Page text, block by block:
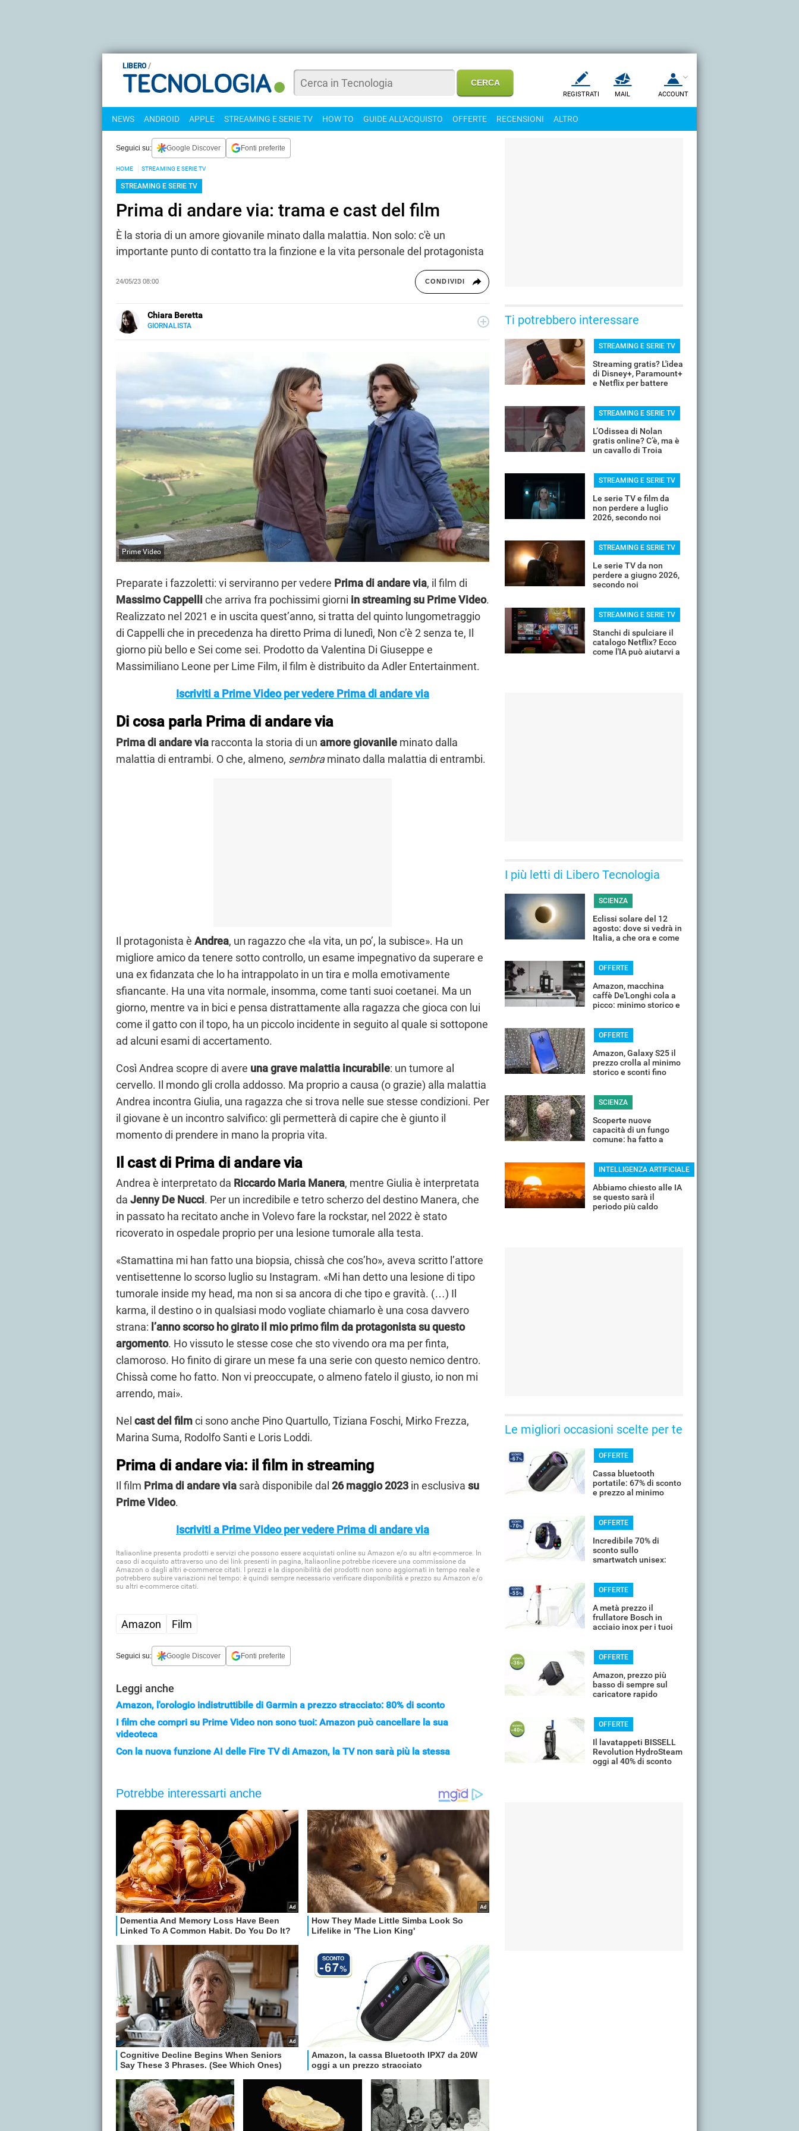
LIBERO
REGISTRATI MAIL ACCOUNT
NEWS ANDROID APPLE STREAMING E SERIE TV HOW TO GUIDE ALL'ACQUISTO OFFERTE RECENSIONI ALTRO
Seguici su: Google Discover Fonti preferite
HOME STREAMING E SERIE TV
STREAMING E SERIE TV
Prima di andare via: trama e cast del film
È la storia di un amore giovanile minato dalla malattia. Non solo: c'è un
importante punto di contatto tra la finzione e la vita personale del protagonista
24/05/23 08:00 CONDIVIDI
Chiara Beretta
GIORNALISTA
Prime Video
Preparate i fazzoletti: vi serviranno per vedere Prima di andare via, il film di
Massimo Cappelliche arriva fra pochissimi giorni in streaming su Prime Video.
Realizzato nel 2021 e in uscita quest’anno, si tratta del quinto lungometraggio
di Cappelli che in precedenza ha diretto Prima di lunedì, Non c’è 2 senza te, Il
giorno più bello e Sei come sei. Prodotto da Valentina Di Giuseppe e
Massimiliano Leone per Lime Film, il film è distribuito da Adler Entertainment.
Iscriviti a Prime Video per vedere Prima di andare via
Di cosa parla Prima di andare via
Prima di andare via racconta la storia di un amore giovanile minato dalla
malattia di entrambi. O che, almeno, sembraminato dalla malattia di entrambi.
Il protagonista è Andrea, un ragazzo che «la vita, un po’, la subisce». Ha un
migliore amico da tenere sotto controllo, un esame impegnativo da superare e
una ex fidanzata che lo ha intrappolato in un tira e molla emotivamente
sfiancante. Ha una vita normale, insomma, come tanti suoi coetanei. Ma un
giorno, mentre va in bici e pensa distrattamente alla ragazza che gioca con lui
come il gatto con il topo, ha un piccolo incidente in seguito al quale si sottopone
ad alcuni esami di accertamento.
Così Andrea scopre di avere una grave malattia incurabile: un tumore al
cervello. Il mondo gli crolla addosso. Ma proprio a causa (o grazie) alla malattia
Andrea incontra Giulia, una ragazza che si trova nelle sue stesse condizioni. Per
il giovane è un incontro salvifico: gli permetterà di capire che è giunto il
momento di prendere in mano la propria vita.
Il cast di Prima di andare via
Andrea è interpretato da Riccardo Maria Manera, mentre Giulia è interpretata
da Jenny De Nucci. Per un incredibile e tetro scherzo del destino Manera, che
in passato ha recitato anche in Volevo fare la rockstar, nel 2022 è stato
ricoverato in ospedale proprio per una lesione tumorale alla testa.
«Stamattina mi han fatto una biopsia, chissà che cos’ho», aveva scritto l’attore
ventisettenne lo scorso luglio su Instagram. «Mi han detto una lesione di tipo
tumorale inside my head, ma non si sa ancora di che tipo e gravità. (…) Il
karma, il destino o in qualsiasi modo vogliate chiamarlo è una cosa davvero
strana: l’anno scorso ho girato il mio primo film da protagonista su questo
argomento. Ho vissuto le stesse cose che sto vivendo ora ma per finta,
clamoroso. Ho finito di girare un mese fa una serie con questo nemico dentro.
Chissà come ho fatto. Non vi preoccupate, o almeno fatelo il giusto, io non mi
arrendo, mai».
Nel cast del filmci sono anche Pino Quartullo, Tiziana Foschi, Mirko Frezza,
Marina Suma, Rodolfo Santi e Loris Loddi.
Prima di andare via: il film in streaming
Il film Prima di andare via sarà disponibile dal 26 maggio 2023 in esclusiva su
Prime Video.
Iscriviti a Prime Video per vedere Prima di andare via
Italiaonline presenta prodotti e servizi che possono essere acquistati online su Amazon e/o su altri e-commerce. In
caso di acquisto attraverso uno dei link presenti in pagina, Italiaonline potrebbe ricevere una commissione da
Amazon o dagli altri e-commerce citati. I prezzi e la disponibilità dei prodotti non sono aggiornati in tempo reale e
potrebbero subire variazioni nel tempo: è quindi sempre necessario verificare disponibilità e prezzo su Amazon e/o
su altri e-commerce citati.
Amazon Film
Seguici su: Google Discover Fonti preferite
Leggi anche
Amazon, l'orologio indistruttibile di Garmin a prezzo stracciato: 80% di sconto
I film che compri su Prime Video non sono tuoi: Amazon può cancellare la sua
videoteca
Con la nuova funzione AI delle Fire TV di Amazon, la TV non sarà più la stessa
Ti potrebbero interessare
STREAMING E SERIE TV
Streaming gratis? L'idea
di Disney+, Paramount+
e Netflix per battere
STREAMING E SERIE TV
L’Odissea di Nolan
gratis online? C’è, ma è
un cavallo di Troia
STREAMING E SERIE TV
Le serie TV e film da
non perdere a luglio
2026, secondo noi
STREAMING E SERIE TV
Le serie TV da non
perdere a giugno 2026,
secondo noi
STREAMING E SERIE TV
Stanchi di spulciare il
catalogo Netflix? Ecco
come l'IA può aiutarvi a
I più letti di Libero Tecnologia
SCIENZA
Eclissi solare del 12
agosto: dove si vedrà in
Italia, a che ora e come
OFFERTE
Amazon, macchina
caffè De'Longhi cola a
picco: minimo storico e
OFFERTE
Amazon, Galaxy S25 il
prezzo crolla al minimo
storico e sconti fino
SCIENZA
Scoperte nuove
capacità di un fungo
comune: ha fatto a
INTELLIGENZA ARTIFICIALE
Abbiamo chiesto alle IA
se questo sarà il
periodo più caldo
Le migliori occasioni scelte per te
OFFERTE
Cassa bluetooth
portatile: 67% di sconto
e prezzo al minimo
OFFERTE
Incredibile 70% di
sconto sullo
smartwatch unisex:
OFFERTE
A metà prezzo il
frullatore Bosch in
acciaio inox per i tuoi
OFFERTE
Amazon, prezzo più
basso di sempre sul
caricatore rapido
OFFERTE
Il lavatappeti BISSELL
Revolution HydroSteam
oggi al 40% di sconto